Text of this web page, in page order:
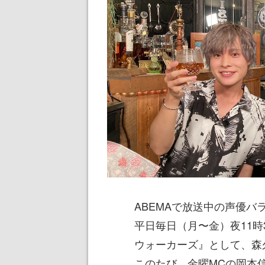
ABEMAで放送中の声優バ
平日毎日（月〜金）夜11
ウォーカーズ』として、